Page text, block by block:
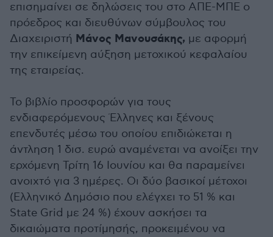
επισημαίνει σε δηλώσεις του στο ΑΠΕ-ΜΠΕ ο
πρόεδρος και διευθύνων σύμβουλος του
Διαχειριστή Μάνος Μανουσάκης, με αφορμή
την επικείμενη αύξηση μετοχικού κεφαλαίου
της εταιρείας.
Το βιβλίο προσφορών για τους
ενδιαφερόμενους Έλληνες και ξένους
επενδυτές μέσω του οποίου επιδιώκεται η
άντληση 1 δισ. ευρώ αναμένεται να ανοίξει την
ερχόμενη Τρίτη 16 Ιουνίου και θα παραμείνει
ανοιχτό για 3 ημέρες. Οι δύο βασικοί μέτοχοι
(Ελληνικό Δημόσιο που ελέγχει το 51 % και
State Grid με 24 %) έχουν ασκήσει τα
δικαιώματα προτίμησής, προκειμένου να